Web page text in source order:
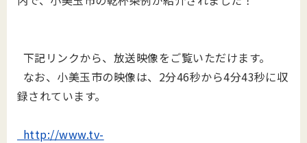
下記リンクから、放送映像をご覧いただけます。
なお、小美玉市の映像は、2分46秒から4分43秒に収
録されています。
http://www.tv-